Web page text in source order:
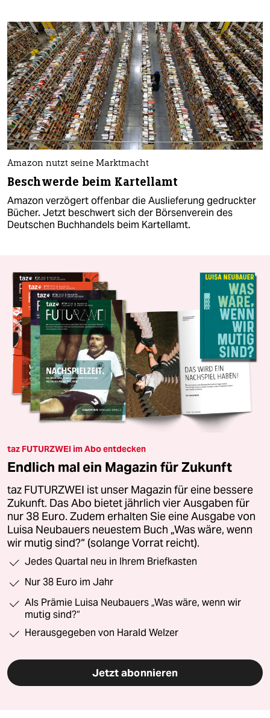
Amazon nutzt seine Marktmacht
Beschwerde beim Kartellamt
Amazon verzögert offenbar die Auslieferung gedruckter
Bücher. Jetzt beschwert sich der Börsenverein des
Deutschen Buchhandels beim Kartellamt.
taz FUTURZWEI im Abo entdecken
Endlich mal ein Magazin für Zukunft
taz FUTURZWEI ist unser Magazin für eine bessere
Zukunft. Das Abo bietet jährlich vier Ausgaben für
nur 38 Euro. Zudem erhalten Sie eine Ausgabe von
Luisa Neubauers neuestem Buch „Was wäre, wenn
wir mutig sind?“ (solange Vorrat reicht).
Jedes Quartal neu in Ihrem Briefkasten
Nur 38 Euro im Jahr
Als Prämie Luisa Neubauers „Was wäre, wenn wir
mutig sind?“
Herausgegeben von Harald Welzer
Jetzt abonnieren